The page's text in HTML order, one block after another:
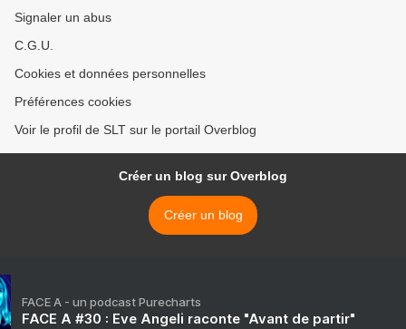
Signaler un abus
C.G.U.
Cookies et données personnelles
Préférences cookies
Voir le profil de SLT sur le portail Overblog
Créer un blog sur Overblog
Créer un blog
FACE A - un podcast Purecharts
FACE A #30 : Eve Angeli raconte "Avant de partir"